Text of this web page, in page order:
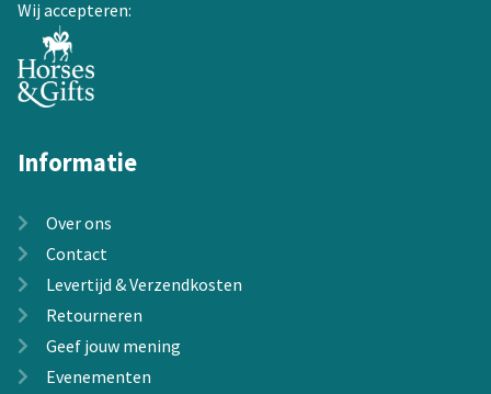
Wij accepteren:
Informatie
Over ons
Contact
Levertijd & Verzendkosten
Retourneren
Geef jouw mening
Evenementen